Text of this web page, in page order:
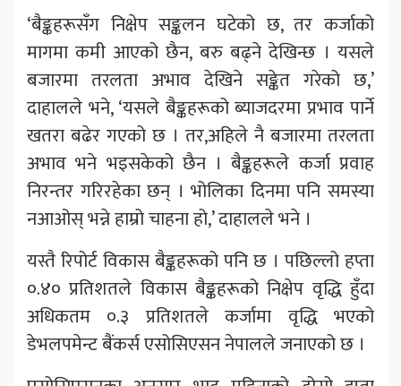
‘बैङ्कहरूसँग निक्षेप सङ्कलन घटेको छ, तर कर्जाको
मागमा कमी आएको छैन, बरु बढ्ने देखिन्छ । यसले
बजारमा तरलता अभाव देखिने सङ्केत गरेको छ,’
दाहालले भने, ‘यसले बैङ्कहरूको ब्याजदरमा प्रभाव पार्ने
खतरा बढेर गएको छ । तर,अहिले नै बजारमा तरलता
अभाव भने भइसकेको छैन । बैङ्कहरूले कर्जा प्रवाह
निरन्तर गरिरहेका छन् । भोलिका दिनमा पनि समस्या
नआओस् भन्ने हाम्रो चाहना हो,’ दाहालले भने ।
यस्तै रिपोर्ट विकास बैङ्कहरूको पनि छ । पछिल्लो हप्ता
०.४० प्रतिशतले विकास बैङ्कहरूको निक्षेप वृद्धि हुँदा
अधिकतम ०.३ प्रतिशतले कर्जामा वृद्धि भएको
डेभलपमेन्ट बैंकर्स एसोसिएसन नेपालले जनाएको छ ।